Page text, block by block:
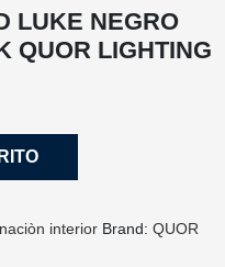
LUKE NEGRO
QUOR LIGHTING
interior Brand: QUOR